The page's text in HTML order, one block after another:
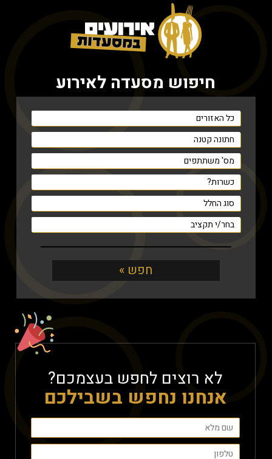
חיפוש מסעדה לאירוע
לא רוצים לחפש בעצמכם?
אנחנו נחפש בשבילכם